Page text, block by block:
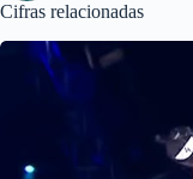
Cifras relacionadas